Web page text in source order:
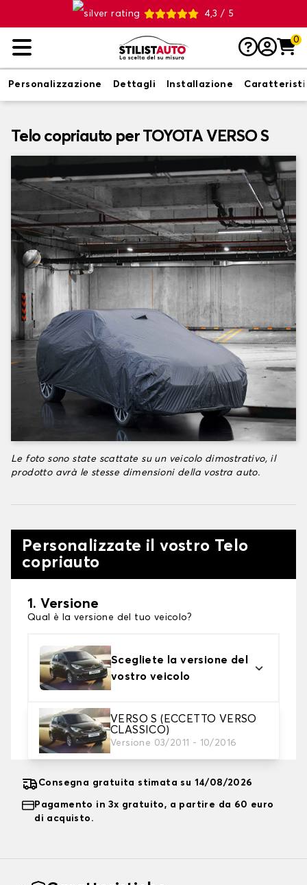
4,3 / 5
0
Personalizzazione Dettagli Installazione
Telo copriauto per TOYOTA VERSO S
Le foto sono state scattate su un veicolo dimostrativo, il
prodotto avrà le stesse dimensioni della vostra auto.
Personalizzate il vostro Telo
copriauto
1. Versione
Qual è la versione del tuo veicolo?
Scegliete la versione del
vostro veicolo
VERSO S (ECCETTO VERSO
CLASSICO)
Versione 03/2011 - 10/2016
2. Livello di protezione
Scegli il telo protettivo adatto alle tue esigenze
Consegna gratuita stimata su 14/08/2026
Pagamento in 3x gratuito, a partire da 60 euro
di acquisto.